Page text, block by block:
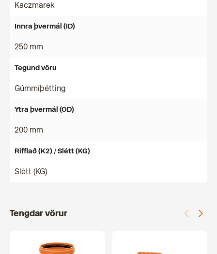
Kaczmarek
Innra þvermál (ID)
250 mm
Tegund vöru
Gúmmíþétting
Ytra þvermál (OD)
200 mm
Rifflað (K2) / Slétt (KG)
Slétt (KG)
Tengdar vörur